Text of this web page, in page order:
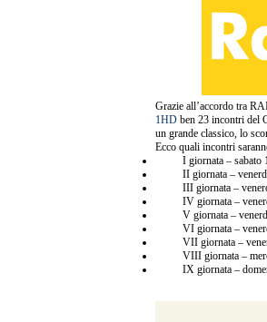
Grazie all’accordo tra
1HD ben 23 incontri del
un grande classico, lo
Ecco quali incontri
I giornata –
II giornata –
III giornata –
IV giornata –
V giornata –
VI giornata –
VII giornata –
VIII giornata –
IX giornata –